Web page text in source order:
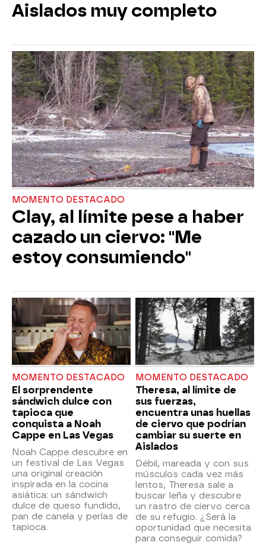
Aislados muy completo
MOMENTO DESTACADO
Clay, al límite pese a haber
cazado un ciervo: "Me
estoy consumiendo"
MOMENTO DESTACADO
El sorprendente
sándwich dulce con
tapioca que
conquista a Noah
Cappe en Las Vegas
Noah Cappe descubre en
un festival de Las Vegas
una original creación
inspirada en la cocina
asiática: un sándwich
dulce de queso fundido,
pan de canela y perlas de
tapioca.
MOMENTO DESTACADO
Theresa, al límite de
sus fuerzas,
encuentra unas huellas
de ciervo que podrían
cambiar su suerte en
Aislados
Débil, mareada y con sus
músculos cada vez más
lentos, Theresa sale a
buscar leña y descubre
un rastro de ciervo cerca
de su refugio. ¿Será la
oportunidad que necesita
para conseguir comida?